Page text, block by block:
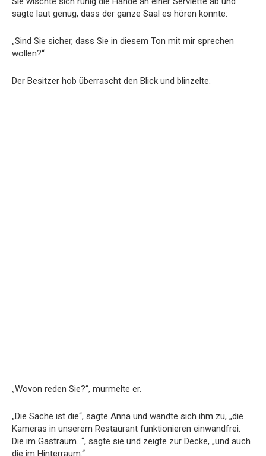
sagte laut genug, dass der ganze Saal es hören konnte:
„Sind Sie sicher, dass Sie in diesem Ton mit mir sprechen
wollen?“
Der Besitzer hob überrascht den Blick und blinzelte.
„Wovon reden Sie?“, murmelte er.
„Die Sache ist die“, sagte Anna und wandte sich ihm zu, „die
Kameras in unserem Restaurant funktionieren einwandfrei.
Die im Gastraum…“, sagte sie und zeigte zur Decke, „und auch
die im Hinterraum.“